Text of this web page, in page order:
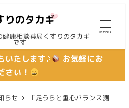
健康相談薬局くすりのタカギ
です
MENU
いたします♪
お気軽にお
さい！
らせ
「足うらと重心バランス測